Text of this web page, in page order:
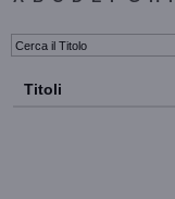
Titoli